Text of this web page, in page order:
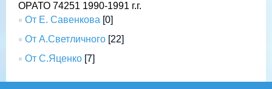
ОРАТО 74251 1990-1991 г.г.
От Е. Савенкова [0]
От А.Светличного [22]
От С.Яценко [7]